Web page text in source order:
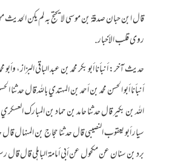
قال ابن حبان صدقة بن موسى لا يحتج به لم يكن الحديث
روى قلب الأخبار.
حديث آخر: أنبأنا أبو بكر محمد بن عبد الباقي البزاز، وأبو
أنبأنا أبو الحسن محمد بن أحمد بن المهتدي بالله قال حدثنا
الله بن بكير قال حدثنا حامد بن حماد بن المبارك
سيار أبو يعقوب النصيبي قال حدثنا حجاج بن المنهال
برد بن سنان عن مكحول عن أبي أمامة الباهلي قال قال